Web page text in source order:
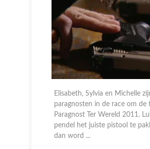
Elisabeth, Sylvia en Michelle
paragnosten in de race om de
Paragnost Ter Wereld 2011.
pendel het juiste pistool te
dan word ...